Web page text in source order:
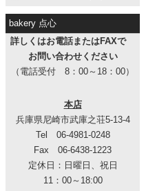
bakery 点心
詳しくはお電話またはFAXで
お問い合わせください
（電話受付 8：00～18：00）
本店
兵庫県尼崎市武庫之荘5-13-4
Tel 06-4981-0248
Fax 06-6438-1223
定休日：日曜日、祝日
11：00～18:00